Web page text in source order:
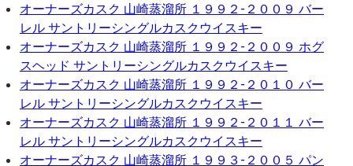
オーナーズカスク 山崎蒸溜所 １９９２-２００９ バー
レル サントリーシングルカスクウイスキー
オーナーズカスク 山崎蒸溜所 １９９２-２００９ ホグ
スヘッド サントリーシングルカスクウイスキー
オーナーズカスク 山崎蒸溜所 １９９２-２０１０ バー
レル サントリーシングルカスクウイスキー
オーナーズカスク 山崎蒸溜所 １９９２-２０１１ バー
レル サントリーシングルカスクウイスキー
オーナーズカスク 山崎蒸溜所 １９９３-２００５ パン